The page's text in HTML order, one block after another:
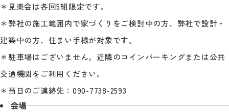
＊見楽会は各回5組限定です。
＊弊社の施工範囲内で家づくりをご検討中の方、弊社で設計・
建築中の方、住まい手様が対象です。
＊駐車場はございません。近隣のコインパーキングまたは公共
交通機関をご利用ください。
＊当日のご連絡先：090-7738-2593
会場